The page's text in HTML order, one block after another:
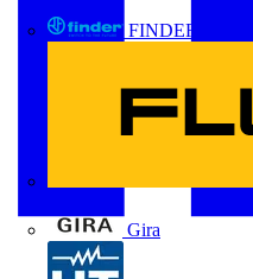
FINDER
Gira